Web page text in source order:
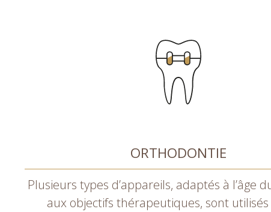
ORTHODONTIE
Plusieurs types d’appareils, adaptés à l’âge
aux objectifs thérapeutiques, sont